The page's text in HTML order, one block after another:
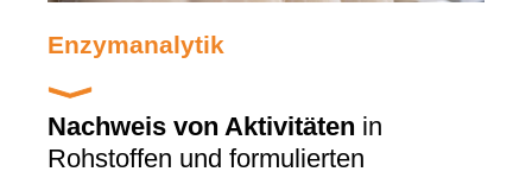
Enzymanalytik
Nachweis von Aktivitäten in
Rohstoffen und formulierten